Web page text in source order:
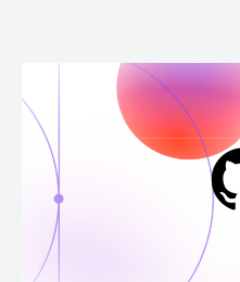
para
conteúdo